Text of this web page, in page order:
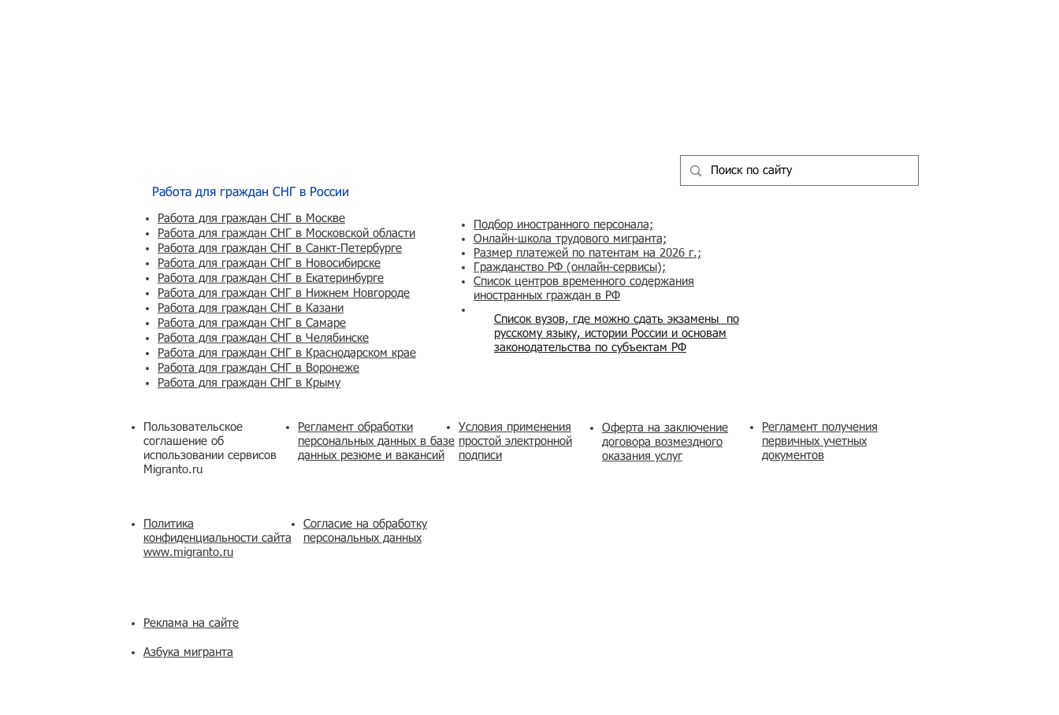
Работа для граждан СНГ в России
Работа для граждан СНГ в Москве
Работа для граждан СНГ в Московской области
Работа для граждан СНГ в Санкт-Петербурге
Работа для граждан СНГ в Новосибирске
Работа для граждан СНГ в Екатеринбурге
Работа для граждан СНГ в Нижнем Новгороде
Работа для граждан СНГ в Казани
Работа для граждан СНГ в Самаре
Работа для граждан СНГ в Челябинске
Работа для граждан СНГ в Краснодарском крае
Работа для граждан СНГ в Воронеже
Работа для граждан СНГ в Крыму
Пользовательское
соглашение об
использовании сервисов
Migranto.ru
Регламент обработки
персональных данных в базе
данных резюме и вакансий
Политика
конфиденциальности сайта
www.migranto.ru
Согласие на обработку
персональных данных
Реклама на сайте
Азбука мигранта
Список вузов, где можно сдать экзамены по
русскому языку, истории России и основам
законодательства по субъектам РФ
Подбор иностранного персонала;
Онлайн-школа трудового мигранта;
Размер платежей по патентам на 2026 г.;
Гражданство РФ (онлайн-сервисы);
Список центров временного содержания
иностранных граждан в РФ
Условия применения
простой электронной
подписи
​Оферта на заключение
договора возмездного
оказания услуг
Регламент получения
первичных учетных
документов